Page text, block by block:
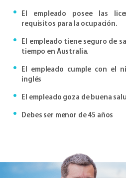
El empleado posee las
requisitos para la ocupación.
El empleado tiene seguro de
tiempo en Australia.
El empleado cumple con el
inglés
El empleado goza de buena
Debes ser menor de 45 años